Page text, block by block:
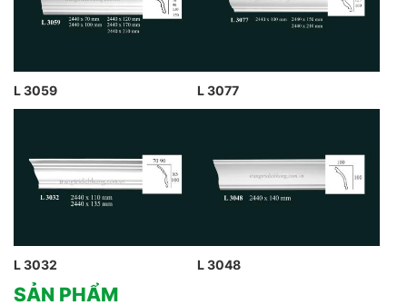
L 3059 L 3077
L 3032 L 3048
SẢN PHẨM